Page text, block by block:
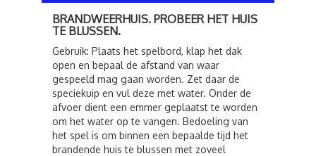
BRANDWEERHUIS. PROBEER HET HUIS
TE BLUSSEN.
Gebruik: Plaats het spelbord, klap het dak
open en bepaal de afstand van waar
gespeeld mag gaan worden. Zet daar de
speciekuip en vul deze met water. Onder de
afvoer dient een emmer geplaatst te worden
om het water op te vangen. Bedoeling van
het spel is om binnen een bepaalde tijd het
brandende huis te blussen met zoveel